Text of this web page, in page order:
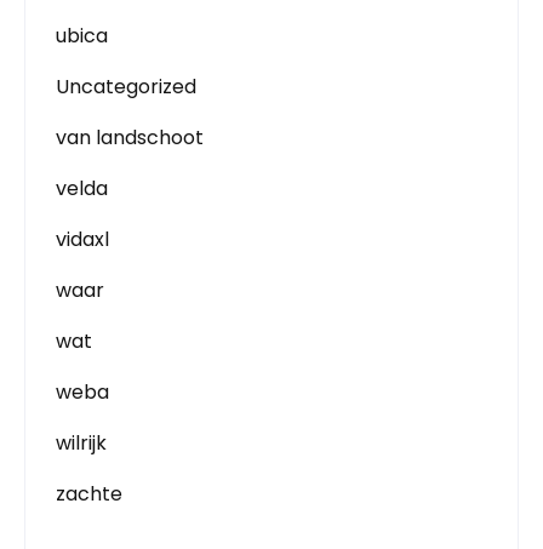
ubica
Uncategorized
van landschoot
velda
vidaxl
waar
wat
weba
wilrijk
zachte